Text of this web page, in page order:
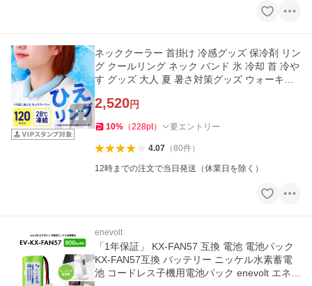
ネッククーラー 首掛け 冷感グッズ 保冷剤 リン
グ クールリング ネック バンド 氷 冷却 首 冷や
す グッズ 大人 夏 暑さ対策グッズ ウォーキン
2,520円
10% （228pt） 要エントリー
4.07（80件）
12時までの注文で当日発送（休業日を除く）
enevolt
「1年保証」 KX-FAN57 互換 電池 電池パック
KX-FAN57互換 バッテリー ニッケル水素蓄電
池 コードレス子機用電池パック enevolt エネボ